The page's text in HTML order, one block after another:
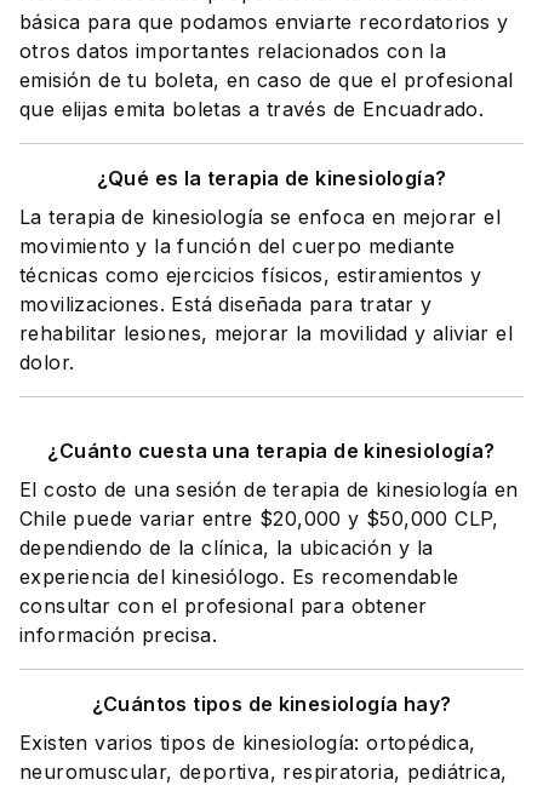
básica para que podamos enviarte recordatorios y
otros datos importantes relacionados con la
emisión de tu boleta, en caso de que el profesional
que elijas emita boletas a través de Encuadrado.
¿Qué es la terapia de kinesiología?
La terapia de kinesiología se enfoca en mejorar el
movimiento y la función del cuerpo mediante
técnicas como ejercicios físicos, estiramientos y
movilizaciones. Está diseñada para tratar y
rehabilitar lesiones, mejorar la movilidad y aliviar el
dolor.
¿Cuánto cuesta una terapia de kinesiología?
El costo de una sesión de terapia de kinesiología en
Chile puede variar entre $20,000 y $50,000 CLP,
dependiendo de la clínica, la ubicación y la
experiencia del kinesiólogo. Es recomendable
consultar con el profesional para obtener
información precisa.
¿Cuántos tipos de kinesiología hay?
Existen varios tipos de kinesiología: ortopédica,
neuromuscular, deportiva, respiratoria, pediátrica,